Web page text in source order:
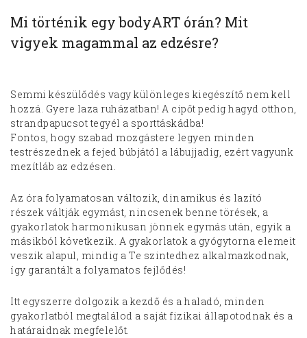
Mi történik egy bodyART órán? Mit
vigyek magammal az edzésre?
Semmi készülődés vagy különleges kiegészítő nem kell
hozzá. Gyere laza ruházatban! A cipőt pedig hagyd otthon,
strandpapucsot tegyél a sporttáskádba!
Fontos, hogy szabad mozgástere legyen minden
testrészednek a fejed búbjától a lábujjadig, ezért vagyunk
mezítláb az edzésen.
Az óra folyamatosan változik, dinamikus és lazító
részek váltják egymást, nincsenek benne törések, a
gyakorlatok harmonikusan jönnek egymás után, egyik a
másikból következik. A gyakorlatok a gyógytorna elemeit
veszik alapul, mindig a Te szintedhez alkalmazkodnak,
így garantált a folyamatos fejlődés!
Itt egyszerre dolgozik a kezdő és a haladó, minden
gyakorlatból megtalálod a saját fizikai állapotodnak és a
határaidnak megfelelőt.